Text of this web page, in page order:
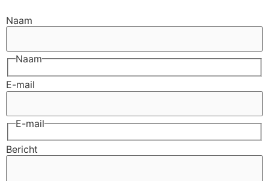
Naam
Naam
E-mail
E-mail
Bericht